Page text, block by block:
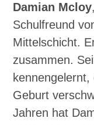
Damian Mcloy
Schulfreund
Mittelschicht.
zusammen.
Geburt
Jahren hat